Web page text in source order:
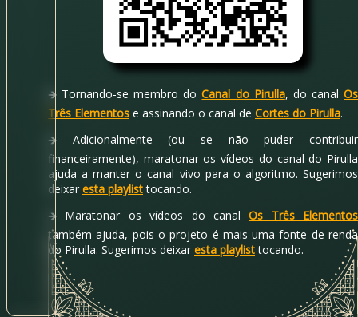
Tornando-se membro doCanal do Pirulla, do canalOs
Três Elementos e assinando o canal de Cortes do Pirulla.
Adicionalmente (ou se não puder contribuir
financeiramente), maratonar os vídeos do canal do Pirulla
ajuda a manter o canal vivo para o algoritmo. Sugerimos
deixar esta playlisttocando.
Maratonar os vídeos do canalOs Três Elementos
também ajuda, pois o projeto é mais uma fonte de renda
do Pirulla. Sugerimos deixar esta playlisttocando.